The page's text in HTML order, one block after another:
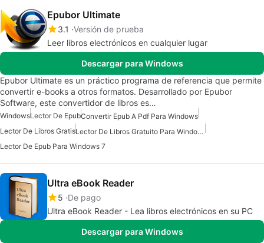
Epubor Ultimate
3.1 Versión de prueba
Leer libros electrónicos en cualquier lugar
Descargar para Windows
Epubor Ultimate es un práctico programa de referencia que permite
convertir e-books a otros formatos. Desarrollado por Epubor
Software, este convertidor de libros es…
WindowsLector De EpubConvertir Epub A Pdf Para Windows
Lector De Libros Gratis
Lector De Libros Gratuito Para Windows
Lector De Epub Para Windows 7
Ultra eBook Reader
5 De pago
Ultra eBook Reader - Lea libros electrónicos en su PC
Descargar para Windows